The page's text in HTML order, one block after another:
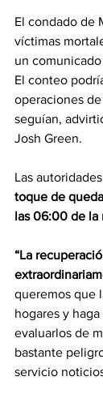
El condado de
víctimas
un
El conteo
operaciones
seguían,
Josh Green.
Las
toque de
las 06:00 de la
“La
queremos que
hogares y
evaluarlos de
bastante
servicio